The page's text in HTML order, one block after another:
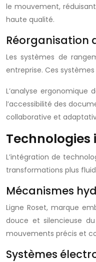
le mouvement,
haute qualité.
Réorganisation
Les systèmes de
entreprise. Ces
L’analyse
l’accessibilité des
collaborative et
L’intégration de
transformations plus
Mécanismes
Ligne Roset, marque
douce et silencieuse
mouvements précis et
Systèmes